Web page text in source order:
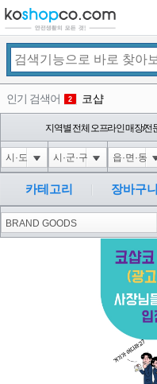
인기 검색어 2 코샵
3 익스
4 미끄럼방지
5 대성설렁탕
6 1-1 waitfor
1
지역별 전체 오프라인 매장/전
카테고리 장바구니